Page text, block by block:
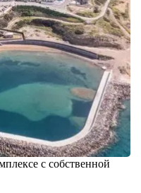
с собственной